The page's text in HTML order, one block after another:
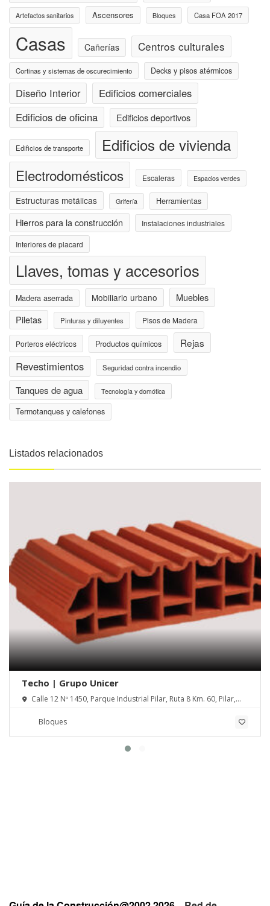
Artefactos sanitarios Ascensores Bloques Casa FOA 2017
Casas Cañerías Centros culturales
Cortinas y sistemas de oscurecimiento Decks y pisos atérmicos
Diseño Interior
Edificios comerciales
Edificios de oficina
Edificios deportivos
Edificios de transporte Edificios de vivienda
Electrodomésticos Escaleras Espacios verdes
Estructuras metálicas Grifería Herramientas
Hierros para la construcción Instalaciones industriales
Interiores de placard
Llaves, tomas y accesorios
Madera aserrada Mobiliario urbano
Muebles
Piletas
Pinturas y diluyentes Pisos de Madera
Porteros eléctricos Productos químicos Rejas
Revestimientos Seguridad contra incendio
Tanques de agua Tecnología y domótica
Termotanques y calefones
Listados relacionados
Techo | Grupo Unicer
Calle 12 Nº 1450, Parque Industrial Pilar, Ruta 8 Km. 60, Pilar,
Bloques